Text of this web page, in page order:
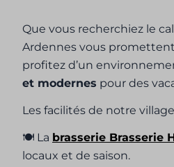
Que vous recherchiez le
Ardennes vous
profitez d’un
et modernes pour des
Les facilités de notre
🍽️ La brasserie Brasserie
locaux et de saison.